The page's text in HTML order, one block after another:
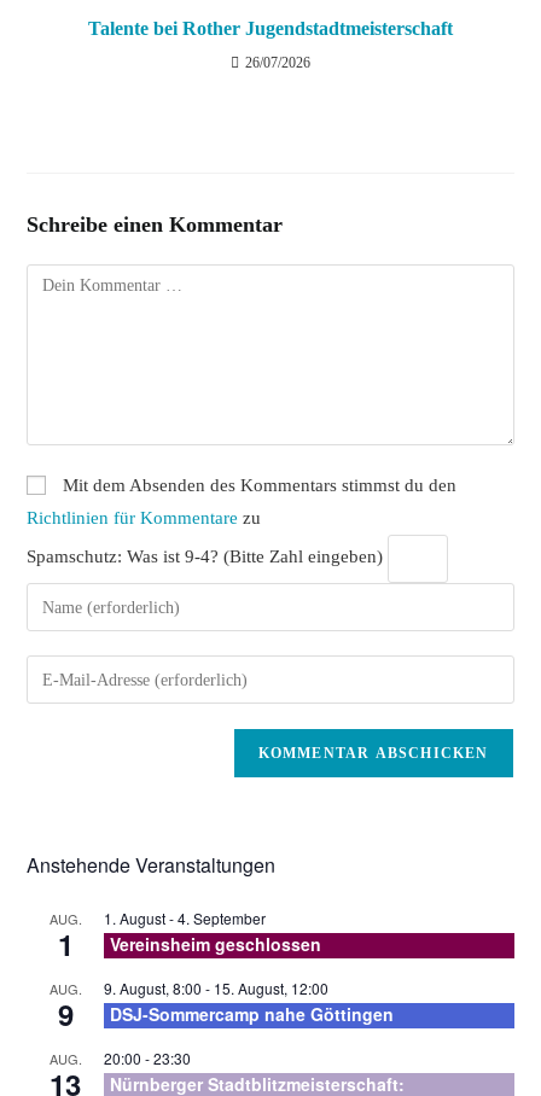
Talente bei Rother Jugendstadtmeisterschaft
26/07/2026
Schreibe einen Kommentar
Kommentar
Mit dem Absenden des Kommentars stimmst du den
Richtlinien für Kommentare zu
Spamschutz: Was ist 9-4? (Bitte Zahl eingeben)
Gib
deinen
Namen
oder
Gib
deine
Anstehende Veranstaltungen
AUG.
1
1. August-4. September
Vereinsheim geschlossen
AUG.
9
9. August, 8:00 - 15. August, 12:00
DSJ-Sommercamp nahe Göttingen
AUG.
13
20:00 -23:30
Nürnberger Stadtblitzmeisterschaft: